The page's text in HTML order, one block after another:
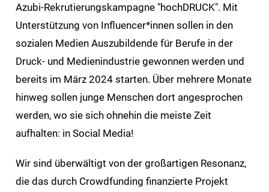
Azubi-Rekrutierungskampagne "hochDRUCK". Mit
Unterstützung von Influencer*innen sollen in den
sozialen Medien Auszubildende für Berufe in der
Druck- und Medienindustrie gewonnen werden und
bereits im März 2024 starten. Über mehrere Monate
hinweg sollen junge Menschen dort angesprochen
werden, wo sie sich ohnehin die meiste Zeit
aufhalten: in Social Media!
Wir sind überwältigt von der großartigen Resonanz,
die das durch Crowdfunding finanzierte Projekt